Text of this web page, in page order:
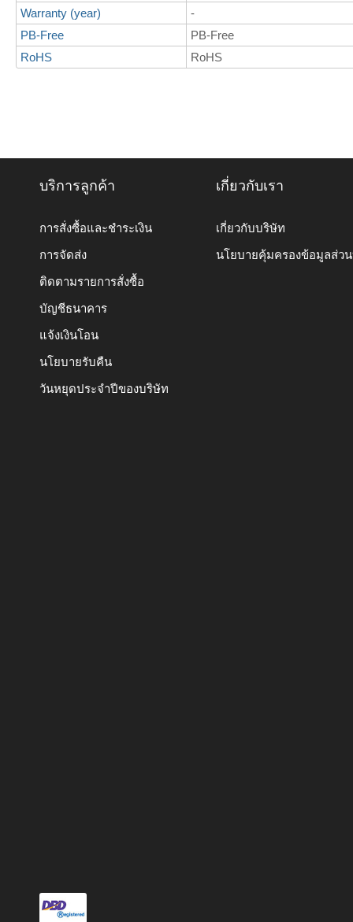
Warranty (year)
-
PB-Free
PB-Free
RoHS
RoHS
บริการลูกค้า
การสั่งซื้อและชำระเงิน
การจัดส่ง
ติดตามรายการสั่งซื้อ
บัญชีธนาคาร
แจ้งเงินโอน
นโยบายรับคืน
วันหยุดประจำปีของบริษัท
เกี่ยวกับเรา
เกี่ยวกับบริษัท
นโยบายคุ้มครองข้อมูลส่ว